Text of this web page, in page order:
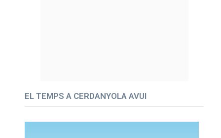
EL TEMPS A CERDANYOLA AVUI